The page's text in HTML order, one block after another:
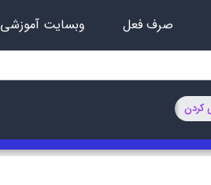
صرف فعل وبسایت آموزشی